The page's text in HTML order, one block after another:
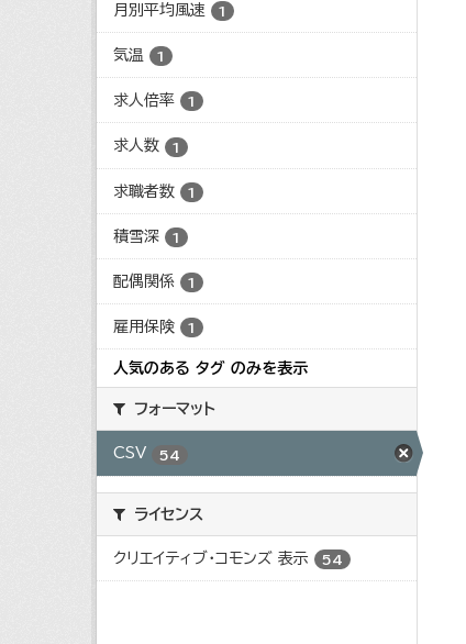
月別平均風速 1
気温 1
求人倍率 1
求人数 1
求職者数 1
積雪深 1
配偶関係 1
雇用保険 1
人気のある タグ のみを表示
フォーマット
CSV 54
ライセンス
クリエイティブ・コモンズ 表示 54